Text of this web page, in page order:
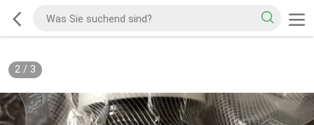
2/ 3